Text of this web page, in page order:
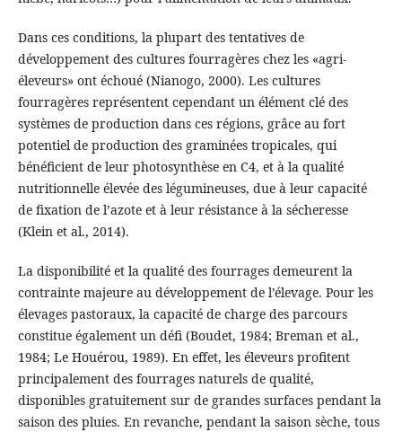
Dans ces conditions, la plupart des tentatives de
développement des cultures fourragères chez les «agri-
éleveurs» ont échoué (Nianogo, 2000). Les cultures
fourragères représentent cependant un élément clé des
systèmes de production dans ces régions, grâce au fort
potentiel de production des graminées tropicales, qui
bénéficient de leur photosynthèse en C4, et à la qualité
nutritionnelle élevée des légumineuses, due à leur capacité
de fixation de l’azote et à leur résistance à la sécheresse
(Klein et al., 2014).
La disponibilité et la qualité des fourrages demeurent la
contrainte majeure au développement de l’élevage. Pour les
élevages pastoraux, la capacité de charge des parcours
constitue également un défi (Boudet, 1984; Breman et al.,
1984; Le Houérou, 1989). En effet, les éleveurs profitent
principalement des fourrages naturels de qualité,
disponibles gratuitement sur de grandes surfaces pendant la
saison des pluies. En revanche, pendant la saison sèche, tous